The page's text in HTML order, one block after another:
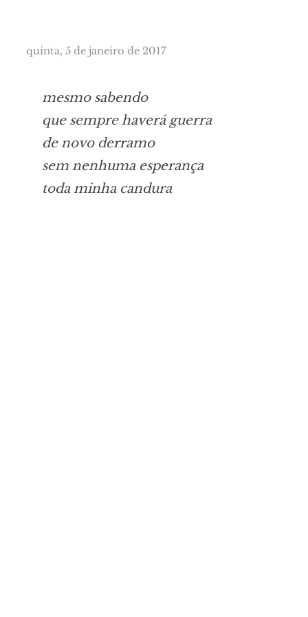
quinta, 5 de janeiro de 2017
mesmo sabendo
que sempre haverá guerra
de novo derramo
sem nenhuma esperança
toda minha candura